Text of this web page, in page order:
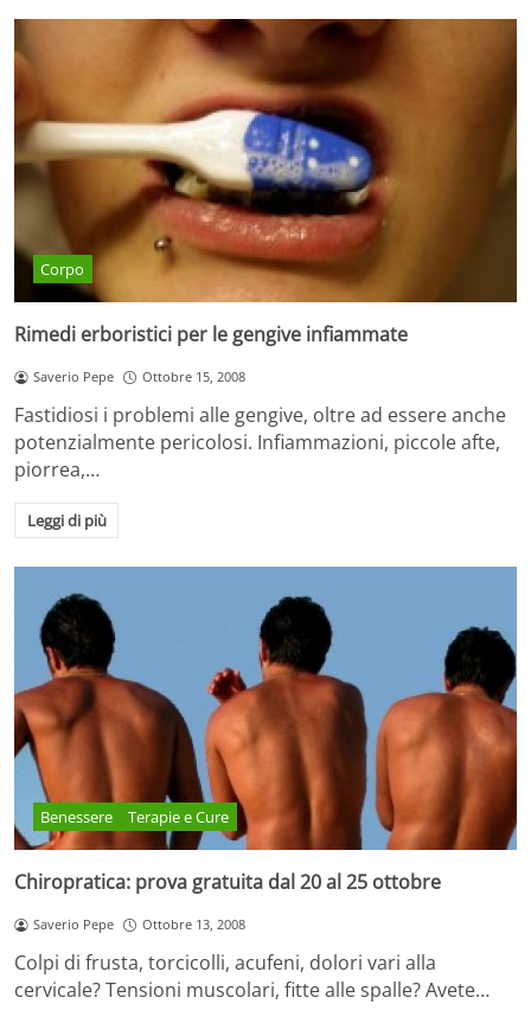
Corpo
Rimedi erboristici per le gengive infiammate
Saverio Pepe Ottobre 15, 2008
Fastidiosi i problemi alle gengive, oltre ad essere anche
potenzialmente pericolosi. Infiammazioni, piccole afte,
piorrea,…
Leggi di più
Benessere Terapie e Cure
Chiropratica: prova gratuita dal 20 al 25 ottobre
Saverio Pepe Ottobre 13, 2008
Colpi di frusta, torcicolli, acufeni, dolori vari alla
cervicale? Tensioni muscolari, fitte alle spalle? Avete…